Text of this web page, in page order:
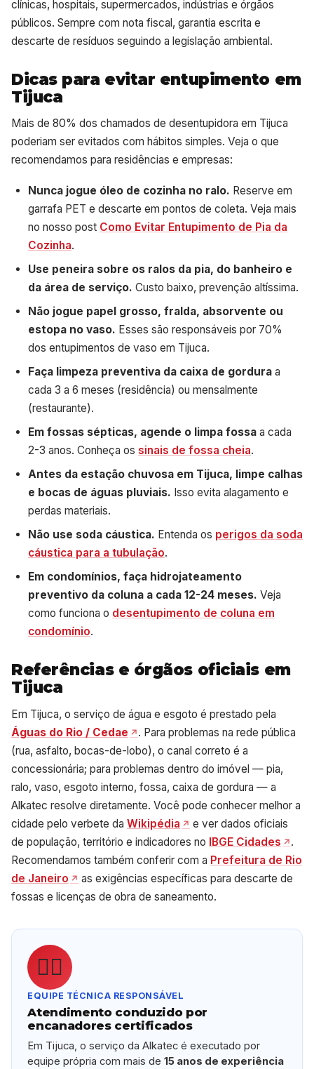
clínicas, hospitais, supermercados, indústrias e órgãos
públicos. Sempre com nota fiscal, garantia escrita e
descarte de resíduos seguindo a legislação ambiental.
Dicas para evitar entupimento em
Tijuca
Mais de 80% dos chamados de desentupidora em Tijuca
poderiam ser evitados com hábitos simples. Veja o que
recomendamos para residências e empresas:
Nunca jogue óleo de cozinha no ralo. Reserve em
garrafa PET e descarte em pontos de coleta. Veja mais
no nosso post Como Evitar Entupimento de Pia da
Cozinha.
Use peneira sobre os ralos da pia, do banheiro e
da área de serviço. Custo baixo, prevenção altíssima.
Não jogue papel grosso, fralda, absorvente ou
estopa no vaso. Esses são responsáveis por 70%
dos entupimentos de vaso em Tijuca.
Faça limpeza preventiva da caixa de gordura a
cada 3 a 6 meses (residência) ou mensalmente
(restaurante).
Em fossas sépticas, agende o limpa fossa a cada
2-3 anos. Conheça os sinais de fossa cheia.
Antes da estação chuvosa em Tijuca, limpe calhas
e bocas de águas pluviais. Isso evita alagamento e
perdas materiais.
Não use soda cáustica. Entenda os perigos da soda
cáustica para a tubulação.
Em condomínios, faça hidrojateamento
preventivo da coluna a cada 12-24 meses. Veja
como funciona o desentupimento de coluna em
condomínio.
Referências e órgãos oficiais em
Tijuca
Em Tijuca, o serviço de água e esgoto é prestado pela
Águas do Rio / Cedae
. Para problemas na rede pública
(rua, asfalto, bocas-de-lobo), o canal correto é a
concessionária; para problemas dentro do imóvel — pia,
ralo, vaso, esgoto interno, fossa, caixa de gordura — a
Alkatec resolve diretamente. Você pode conhecer melhor a
cidade pelo verbete da Wikipédia
e ver dados oficiais
de população, território e indicadores no IBGE Cidades
.
Recomendamos também conferir com a Prefeitura de Rio
de Janeiro
as exigências específicas para descarte de
fossas e licenças de obra de saneamento.
👷‍♂️
EQUIPE TÉCNICA RESPONSÁVEL
Atendimento conduzido por
encanadores certificados
Em Tijuca, o serviço da Alkatec é executado por
equipe própria com mais de15 anos de experiência